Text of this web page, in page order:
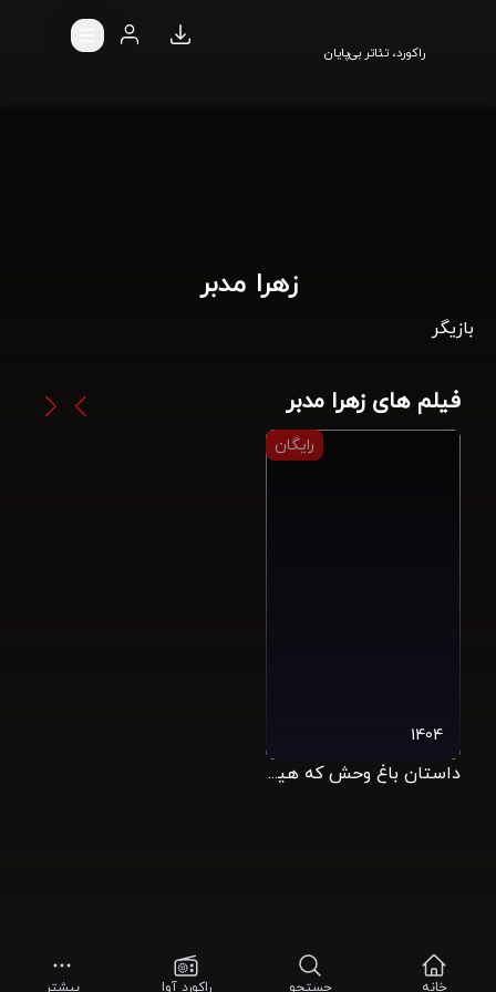
راکورد، تئاتر بی‌پایان
زهرا مدبر
بازیگر
فیلم های زهرا مدبر
رایگان
1404
داستان باغ وحش که هیچ ربطی به متن ادوارد آلبی ندارد
خانه جستجو راکورد آوا بیشتر